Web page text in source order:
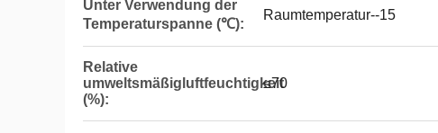
Unter Verwendung der
Temperaturspanne (℃):
Raumtemperatur--15
Relative
umweltsmäßigluftfeuchtigkeit
(%):
≤70